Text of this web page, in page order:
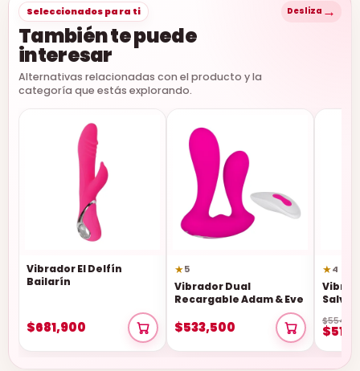
Seleccionados para ti
También te puede
interesar
Alternativas relacionadas con el producto y la
categoría que estás explorando.
Desliza →
Vibrador El Delfín
Bailarín
$681,900
★5
Vibrador Dual
Recargable Adam & Eve
$533,500
★4